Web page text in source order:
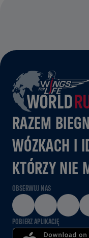
RAZEM
WÓZKACH I
KTÓRZY NIE
OBSERWUJ NAS
POBIERZ APLIKACJĘ